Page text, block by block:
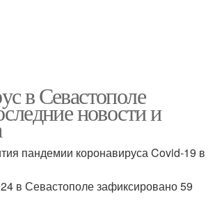
в Севастополе
новости и
пандемии коронавируса Covid-19 в
в Севастополе зафиксировано 59